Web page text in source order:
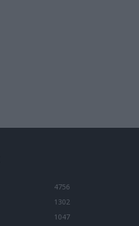
4756
1302
1047